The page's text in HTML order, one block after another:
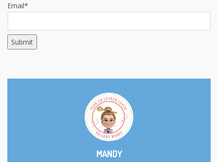
Email*
MANDY